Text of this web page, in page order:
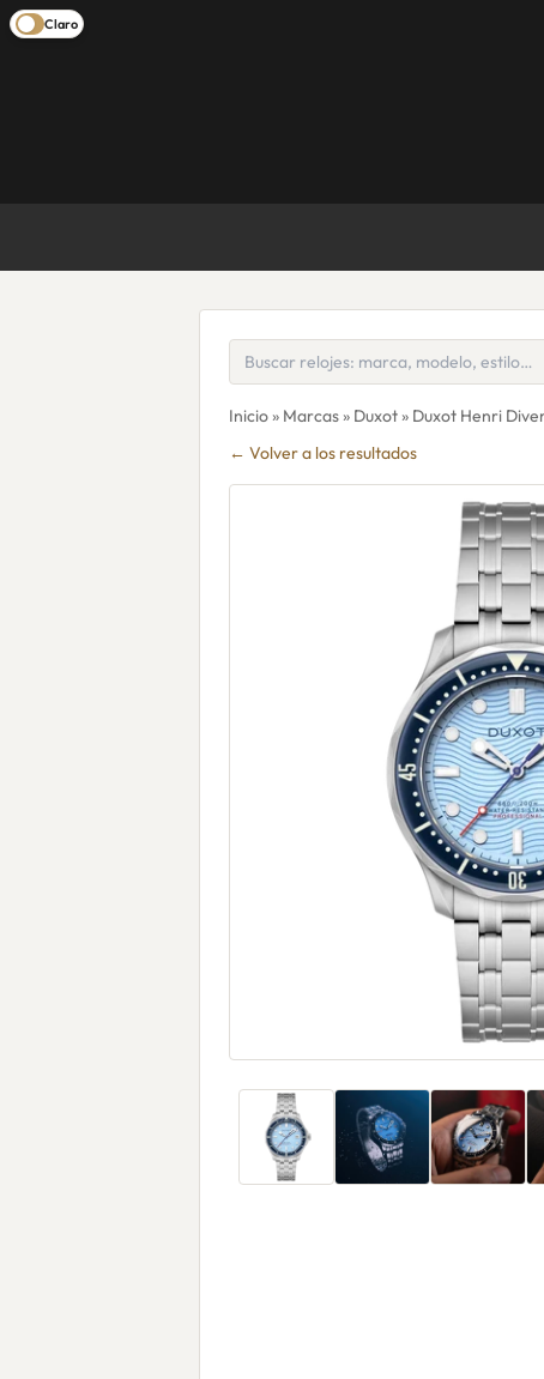
Claro
Inicio» Marcas» Duxot» Duxot Henri
← Volver a los resultados